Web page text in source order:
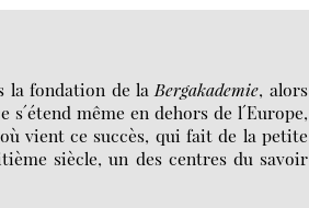
la fondation de laBergakademie, alors
même en dehors de l´Europe,
vient ce succès, qui fait de la petite
siècle, un des centres du savoir